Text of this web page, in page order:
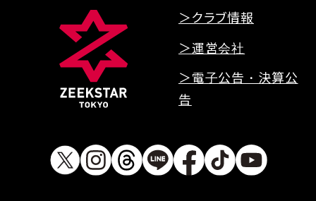
＞クラブ情報
＞運営会社
＞電子公告・決算公
告